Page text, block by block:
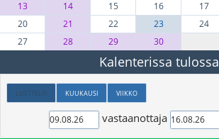
13
14 15 16 17
20
21 22 23 24
27
28 29 30
Kalenterissa tulossa
LUETTELO KUUKAUSI VIIKKO
vastaanottaja